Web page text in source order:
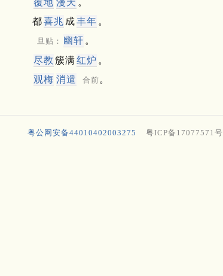
覆地 漫天 。
都喜兆 成丰年 。
旦贴： 幽轩 。
尽教 簇满红炉 。
观梅 消遣 合前 。
粤公网安备44010402003275 粤ICP备17077571号